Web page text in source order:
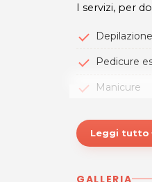
I servizi, per
Depilazione
Pedicure
Manicure
Trattamenti
Leggi tutto
GALLERIA